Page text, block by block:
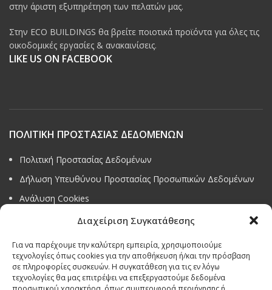
Διαχείριση Συγκατάθεσης
Για να παρέχουμε την καλύτερη εμπειρία, χρησιμοποιούμε
τεχνολογίες όπως cookies για την αποθήκευση ή/και την πρόσβαση
σε πληροφορίες συσκευών. Η συγκατάθεση για τις εν λόγω
τεχνολογίες θα μας επιτρέψει να επεξεργαστούμε δεδομένα
στην άριστη εξυπηρέτηση των πελατών μας.
Στην ECO BUILDINGS θα βρείτε ποιοτικά προϊόντα για όλες τις
οικοδομικές εργασίες & ανακαινίσεις.
LIKE US ON FACEBOOK
ΠΟΛΙΤΙΚΗ ΠΡΟΣΤΑΣΙΑΣ ΔΕΔΟΜΕΝΩΝ
Πολιτική Προστασίας Δεδομένων
Δήλωση Υπευθύνου Προστασίας Προσωπικών Δεδομένων
Ανάλυση Cookies
Όροι & προϋποθέσεις διαγωνισμού
ΣΤΟΙΧΕΙΑ ΕΠΙΚΟΙΝΩΝΙΑΣ